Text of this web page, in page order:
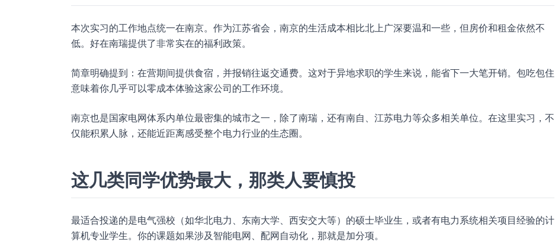
本次实习的工作地点统一在南京。作为江苏省会，南京的生活成本相比北上广深要温和一些，但房价和租金依然不
低。好在南瑞提供了非常实在的福利政策。
简章明确提到：在营期间提供食宿，并报销往返交通费。这对于异地求职的学生来说，能省下一大笔开销。包吃包住
意味着你几乎可以零成本体验这家公司的工作环境。
南京也是国家电网体系内单位最密集的城市之一，除了南瑞，还有南自、江苏电力等众多相关单位。在这里实习，不
仅能积累人脉，还能近距离感受整个电力行业的生态圈。
这几类同学优势最大，那类人要慎投
最适合投递的是电气强校（如华北电力、东南大学、西安交大等）的硕士毕业生，或者有电力系统相关项目经验的计
算机专业学生。你的课题如果涉及智能电网、配网自动化，那就是加分项。